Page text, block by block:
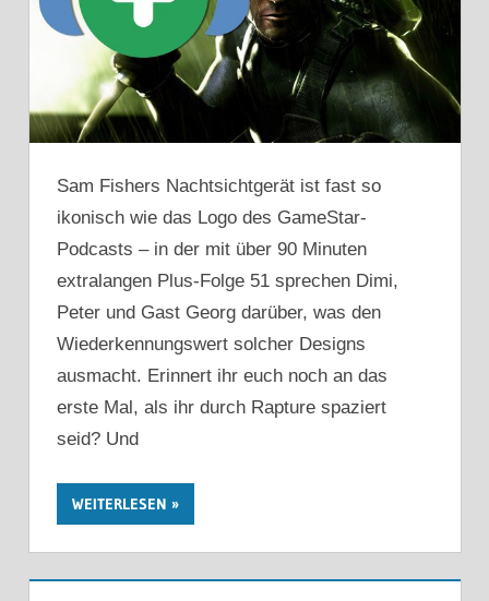
Sam Fishers Nachtsichtgerät ist fast so
ikonisch wie das Logo des GameStar-
Podcasts – in der mit über 90 Minuten
extralangen Plus-Folge 51 sprechen Dimi,
Peter und Gast Georg darüber, was den
Wiederkennungswert solcher Designs
ausmacht. Erinnert ihr euch noch an das
erste Mal, als ihr durch Rapture spaziert
seid? Und
WEITERLESEN